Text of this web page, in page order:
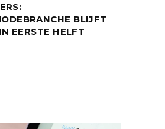
BLIJFT
EERSTE HELFT